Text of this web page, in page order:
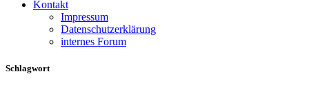
Kontakt
Impressum
Datenschutzerklärung
internes Forum
Schlagwort